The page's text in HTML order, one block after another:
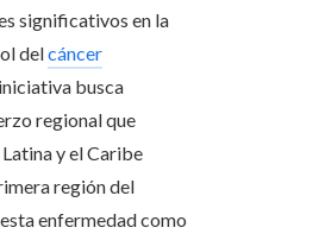
significativos en la
delcáncer
busca
regional que
y el Caribe
región del
enfermedad como